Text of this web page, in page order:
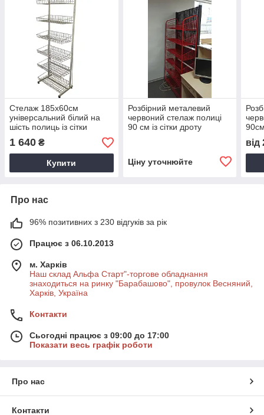
Стелаж 185х60см
універсальний білий на
шість полиць із сітки
1 640 ₴
Купити
Розбірний металевий
червоний стелаж полиці
90 см із сітки дроту
Ціну уточнюйте
90см
від
Про нас
96% позитивних з 230 відгуків за рік
Працює з 06.10.2013
м. Харків
Наш склад Альфа Старт"-торгове обладнання
знаходиться на ринку "Барабашово", провулок Весняний,
Харків, Україна
Контакти
Сьогодні працює з 09:00 до 17:00
Показати весь графік роботи
Про нас
Контакти